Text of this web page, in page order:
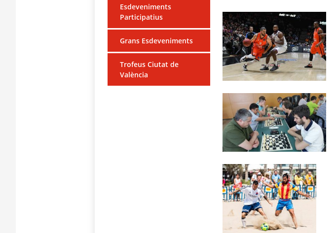
Esdeveniments
Participatius
Grans Esdeveniments
Trofeus Ciutat de
València